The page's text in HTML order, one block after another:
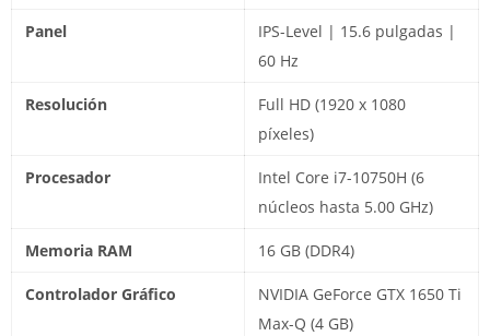
Panel
IPS-Level | 15.6 pulgadas |
60 Hz
Resolución
Full HD (1920 x 1080
píxeles)
Procesador
Intel Core i7-10750H (6
núcleos hasta 5.00 GHz)
Memoria RAM 16 GB (DDR4)
Controlador Gráfico
NVIDIA GeForce GTX 1650 Ti
Max-Q (4 GB)